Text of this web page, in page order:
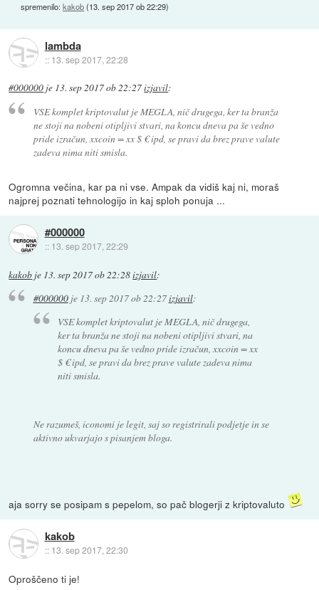
spremenilo:kakob(13. sep 2017 ob 22:29)
lambda
:: 13. sep 2017, 22:28
#000000 je 13. sep 2017 ob 22:27izjavil:
VSE komplet kriptovalut je MEGLA, nič drugega, ker ta branža
ne stoji na nobeni otipljivi stvari, na koncu dneva pa še vedno
pride izračun, xxcoin = xx $ € ipd, se pravi da brez prave valute
zadeva nima niti smisla.
Ogromna večina, kar pa ni vse. Ampak da vidiš kaj ni, moraš
najprej poznati tehnologijo in kaj sploh ponuja ...
#000000
:: 13. sep 2017, 22:29
kakob je 13. sep 2017 ob 22:28izjavil:
#000000je 13. sep 2017 ob 22:27izjavil:
VSE komplet kriptovalut je MEGLA, nič drugega,
ker ta branža ne stoji na nobeni otipljivi stvari, na
koncu dneva pa še vedno pride izračun, xxcoin = xx
$ € ipd, se pravi da brez prave valute zadeva nima
niti smisla.
Ne razumeš, iconomi je legit, saj so registrirali podjetje in se
aktivno ukvarjajo s pisanjem bloga.
aja sorry se posipam s pepelom, so pač blogerji z kriptovaluto
kakob
:: 13. sep 2017, 22:30
Oproščeno ti je!